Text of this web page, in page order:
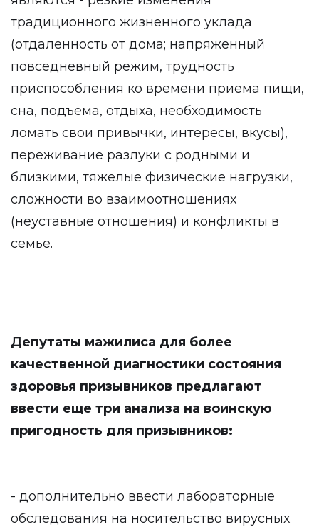
традиционного жизненного уклада
(отдаленность от дома; напряженный
повседневный режим, трудность
приспособления ко времени приема пищи,
сна, подъема, отдыха, необходимость
ломать свои привычки, интересы, вкусы),
переживание разлуки с родными и
близкими, тяжелые физические нагрузки,
сложности во взаимоотношениях
(неуставные отношения) и конфликты в
семье.
Депутаты мажилиса для более
качественной диагностики состояния
здоровья призывников предлагают
ввести еще три анализа на воинскую
пригодность для призывников:
- дополнительно ввести лабораторные
обследования на носительство вирусных